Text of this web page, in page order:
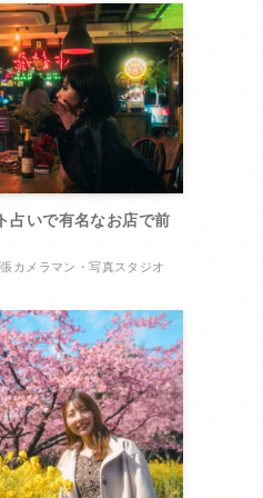
占いで有名なお店で前
カメラマン・写真スタジオ